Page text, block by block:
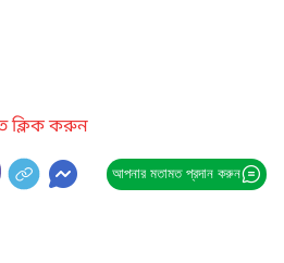
ক্লিক করুন
আপনার মতামত প্রদান করুন